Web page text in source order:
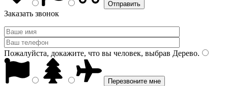
Заказать звонок
Пожалуйста, докажите, что вы человек, выбрав Дерево.